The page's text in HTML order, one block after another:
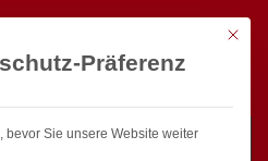
Mit
Präferenz
Sie unsere Website weiter